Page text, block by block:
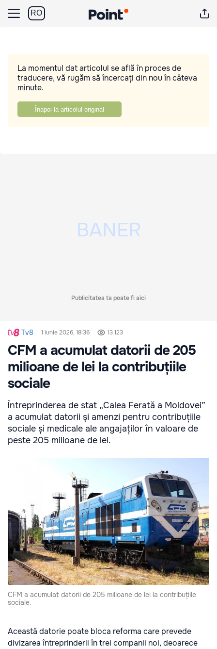
RO
La momentul dat articolul se află în proces de
traducere, vă rugăm să încercați din nou în câteva
minute.
Înapoi la articolul original
Publicitatea ta poate fi aici
Tv8 1 iunie 2026, 18:36 13 123
CFM a acumulat datorii de 205
milioane de lei la contribuțiile
sociale
Întreprinderea de stat „Calea Ferată a Moldovei”
a acumulat datorii și amenzi pentru contribuțiile
sociale și medicale ale angajaților în valoare de
peste 205 milioane de lei.
CFM a acumulat datorii de 205 milioane de lei la contribuțiile
sociale.
Această datorie poate bloca reforma care prevede
divizarea întreprinderii în trei companii noi, deoarece